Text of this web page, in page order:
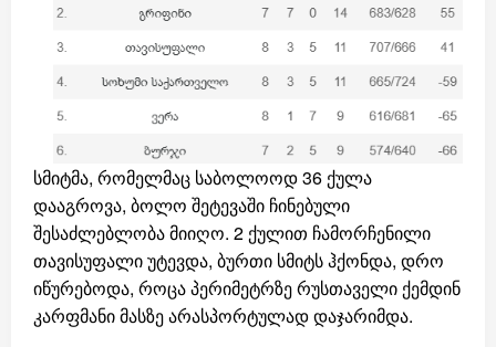
სმიტმა, რომელმაც საბოლოოდ 36 ქულა
დააგროვა, ბოლო შეტევაში ჩინებული
შესაძლებლობა მიიღო. 2 ქულით ჩამორჩენილი
თავისუფალი უტევდა, ბურთი სმიტს ჰქონდა, დრო
იწურებოდა, როცა პერიმეტრზე რუსთაველი ქემდინ
კარფმანი მასზე არასპორტულად დაჯარიმდა.